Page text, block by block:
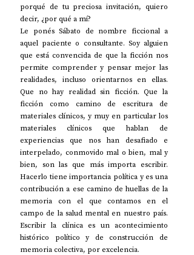
porqué de tu preciosa invitación, quiero
decir, ¿por qué a mí?
Le ponés Sábato de nombre ficcional a
aquel paciente o consultante. Soy alguien
que está convencida de que la ficción nos
permite comprender y pensar mejor las
realidades, incluso orientarnos en ellas.
Que no hay realidad sin ficción. Que la
ficción como camino de escritura de
materiales clínicos, y muy en particular los
materiales clínicos que hablan de
experiencias que nos han desafiado e
interpelado, conmovido mal o bien, mal y
bien, son las que más importa escribir.
Hacerlo tiene importancia política y es una
contribución a ese camino de huellas de la
memoria con el que contamos en el
campo de la salud mental en nuestro país.
Escribir la clínica es un acontecimiento
histórico político y de construcción de
memoria colectiva, por excelencia.